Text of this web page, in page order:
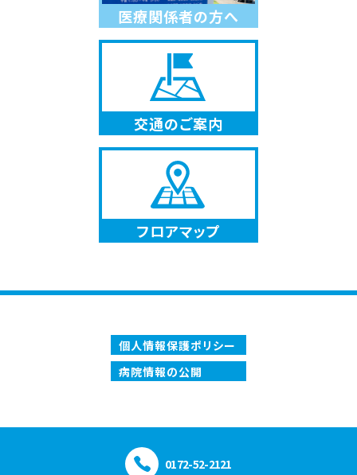
医療関係者の方へ
交通のご案内
フロアマップ
個人情報保護ポリシー
病院情報の公開
0172-52-2121